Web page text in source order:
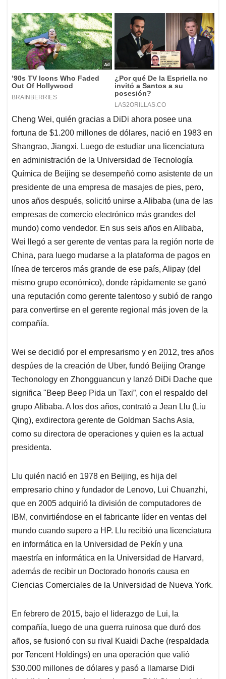
Cheng Wei, quién gracias a DiDi ahora posee una
fortuna de $1.200 millones de dólares, nació en 1983 en
Shangrao, Jiangxi. Luego de estudiar una licenciatura
en administración de la Universidad de Tecnología
Química de Beijing se desempeñó como asistente de un
presidente de una empresa de masajes de pies, pero,
unos años después, solicitó unirse a Alibaba (una de las
empresas de comercio electrónico más grandes del
mundo) como vendedor. En sus seis años en Alibaba,
Wei llegó a ser gerente de ventas para la región norte de
China, para luego mudarse a la plataforma de pagos en
línea de terceros más grande de ese país, Alipay (del
mismo grupo económico), donde rápidamente se ganó
una reputación como gerente talentoso y subió de rango
para convertirse en el gerente regional más joven de la
compañía.
Wei se decidió por el empresarismo y en 2012, tres años
despúes de la creación de Uber, fundó Beijing Orange
Techonology en Zhongguancun y lanzó DiDi Dache que
significa "Beep Beep Pida un Taxi”, con el respaldo del
grupo Alibaba. A los dos años, contrató a Jean Llu (Liu
Qing), exdirectora gerente de Goldman Sachs Asia,
como su directora de operaciones y quien es la actual
presidenta.
Llu quién nació en 1978 en Beijing, es hija del
empresario chino y fundador de Lenovo, Lui Chuanzhi,
que en 2005 adquirió la división de computadores de
IBM, convirtiéndose en el fabricante líder en ventas del
mundo cuando supero a HP. Llu recibió una licenciatura
en informática en la Universidad de Pekín y una
maestría en informática en la Universidad de Harvard,
además de recibir un Doctorado honoris causa en
Ciencias Comerciales de la Universidad de Nueva York.
En febrero de 2015, bajo el liderazgo de Lui, la
compañía, luego de una guerra ruinosa que duró dos
años, se fusionó con su rival Kuaidi Dache (respaldada
por Tencent Holdings) en una operación que valió
$30.000 millones de dólares y pasó a llamarse Didi